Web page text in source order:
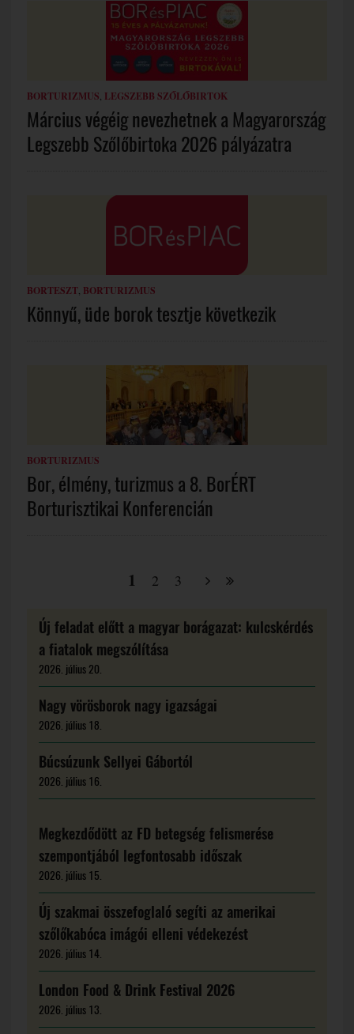
BORTURIZMUS LEGSZEBB SZŐLŐBIRTOK
Március végéig nevezhetnek a Magyarország
Legszebb Szőlőbirtoka 2026 pályázatra
BORTESZT, BORTURIZMUS
Könnyű, üde borok tesztje következik
BORTURIZMUS
Bor, élmény, turizmus a 8. BorÉRT
Borturisztikai Konferencián
1 2 3
Új feladat előtt a magyar borágazat: kulcskérdés
a fiatalok megszólítása
2026. július 20.
Nagy vörösborok nagy igazságai
2026. július 18.
Búcsúzunk Sellyei Gábortól
2026. július 16.
Megkezdődött az FD betegség felismerése
szempontjából legfontosabb időszak
2026. július 15.
Új szakmai összefoglaló segíti az amerikai
szőlőkabóca imágói elleni védekezést
2026. július 14.
London Food & Drink Festival 2026
2026. július 13.